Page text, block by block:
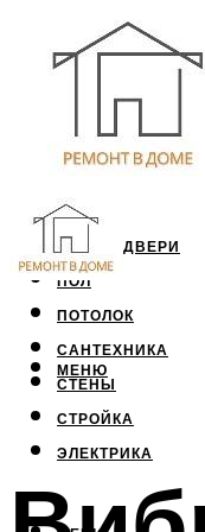
ОКНА И ДВЕРИ
ПОЛ
ПОТОЛОК
САНТЕХНИКА
СТЕНЫ
СТРОЙКА
ЭЛЕКТРИКА
МЕНЮ